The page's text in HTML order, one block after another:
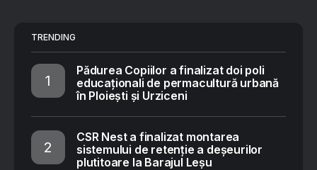
TRENDING
Pădurea Copiilor a finalizat doi poli
educaționali de permacultură urbană
în Ploiești și Urziceni
CSR Nest a finalizat montarea
sistemului de retenție a deșeurilor
plutitoare la Barajul Leșu